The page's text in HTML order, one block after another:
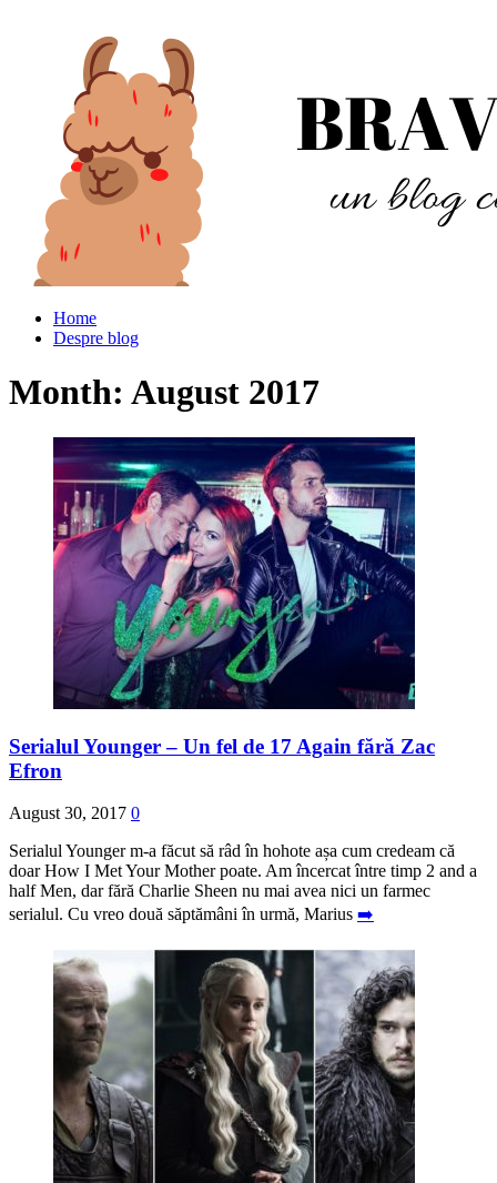
Home
Despre blog
Month: August 2017
Serialul Younger – Un fel de 17 Again fără Zac
Efron
August 30, 2017 0
Serialul Younger m-a făcut să râd în hohote așa cum credeam că
doar How I Met Your Mother poate. Am încercat între timp 2 and a
half Men, dar fără Charlie Sheen nu mai avea nici un farmec
serialul. Cu vreo două săptămâni în urmă, Marius ➡️